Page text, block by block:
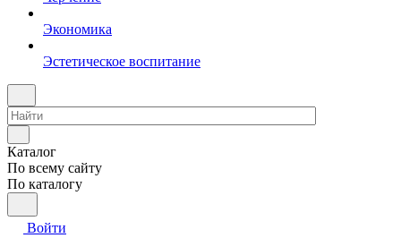
Экономика
Эстетическое воспитание
Каталог
По всему сайту
По каталогу
Войти